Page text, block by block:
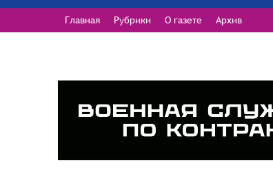
Главная Рубрики О газете Архив